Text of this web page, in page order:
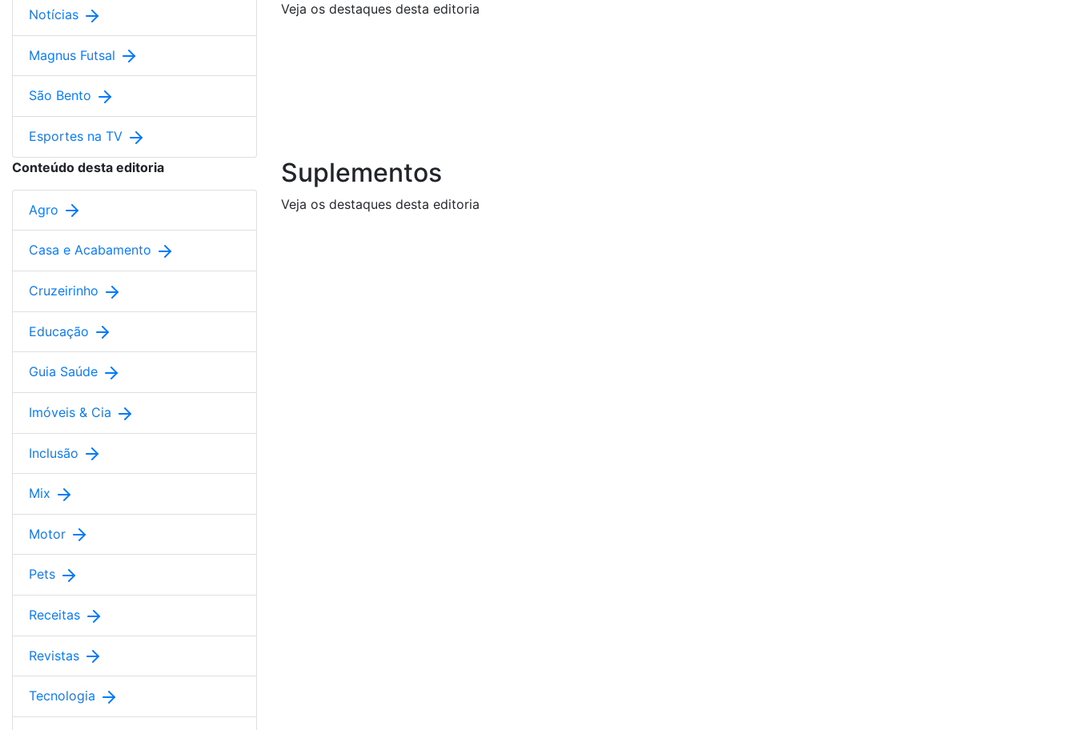
Notícias
Magnus Futsal
São Bento
Esportes na TV
Veja os destaques desta editoria
Conteúdo desta editoria
Agro
Casa e Acabamento
Cruzeirinho
Educação
Guia Saúde
Imóveis & Cia
Inclusão
Mix
Motor
Pets
Receitas
Revistas
Tecnologia
Suplementos
Veja os destaques desta editoria